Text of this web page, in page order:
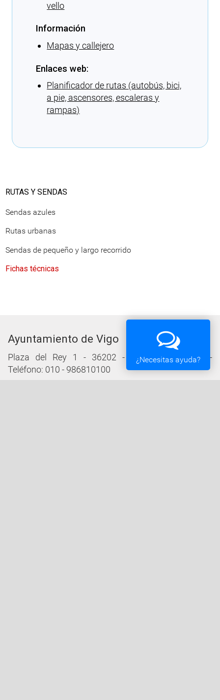
vello
Información
Mapas y callejero
Enlaces web:
Planificador de rutas (autobús, bici,
a pie, ascensores, escaleras y
rampas)
RUTAS Y SENDAS
Sendas azules
Rutas urbanas
Sendas de pequeño y largo recorrido
Fichas técnicas
Ayuntamiento de Vigo
Plaza del Rey 1 - 36202 - Vigo (Pontevedra) -
Teléfono: 010 - 986810100
¿Necesitas ayuda?